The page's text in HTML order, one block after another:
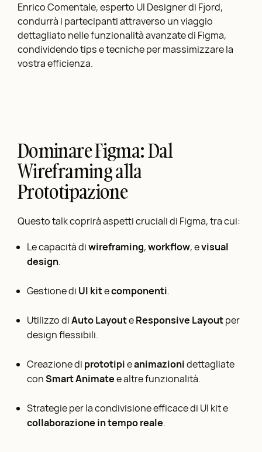
Enrico Comentale, esperto UI Designer di Fjord,
condurrà i partecipanti attraverso un viaggio
dettagliato nelle funzionalità avanzate di Figma,
condividendo tips e tecniche per massimizzare la
vostra efficienza.
Dominare Figma: Dal
Wireframing alla
Prototipazione
Questo talk coprirà aspetti cruciali di Figma, tra cui:
Le capacità diwireframing,workflow, evisual
design.
Gestione di UI kitecomponenti.
Utilizzo diAuto LayouteResponsive Layoutper
design flessibili.
Creazione di prototipieanimazionidettagliate
conSmart Animatee altre funzionalità.
Strategie per la condivisione efficace di UI kit e
collaborazione in tempo reale.